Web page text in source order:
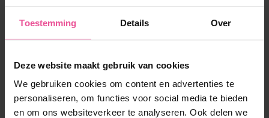
Toestemming Details Over
Deze website maakt gebruik van cookies
We gebruiken cookies om content en advertenties te
personaliseren, om functies voor social media te bieden
en om ons websiteverkeer te analyseren. Ook delen we
Afslankpraktijk Zeeland
Afslankpraktijk Zeeland.
zeeland.nl/nieuws/cellulitis-lipoedeem-verschil/